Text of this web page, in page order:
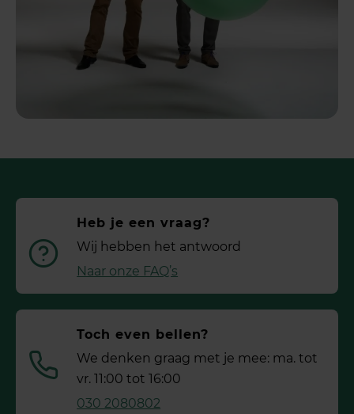
Heb je een vraag?
Wij hebben het antwoord
Naar onze FAQ’s
Toch even bellen?
We denken graag met je mee: ma. tot
vr. 11:00 tot 16:00
030 2080802